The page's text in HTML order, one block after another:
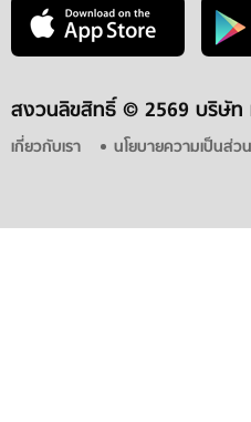
สงวนลิขสิทธิ์ © 2569 บริษัท
เกี่ยวกับเรา นโยบายความเป็นส่ว